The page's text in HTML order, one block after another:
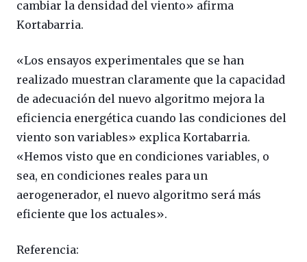
cambiar la densidad del viento» afirma
Kortabarria.
«Los ensayos experimentales que se han
realizado muestran claramente que la capacidad
de adecuación del nuevo algoritmo mejora la
eficiencia energética cuando las condiciones del
viento son variables» explica Kortabarria.
«Hemos visto que en condiciones variables, o
sea, en condiciones reales para un
aerogenerador, el nuevo algoritmo será más
eficiente que los actuales».
Referencia: